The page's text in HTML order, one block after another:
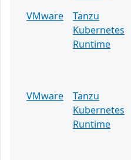
VMware
Tanzu
Kubernetes
Runtime
VMware
Tanzu
Kubernetes
Runtime